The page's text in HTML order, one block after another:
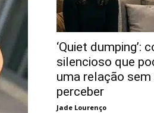
‘Quiet dumping’:
silencioso que
uma relação sem
perceber
Jade Lourenço